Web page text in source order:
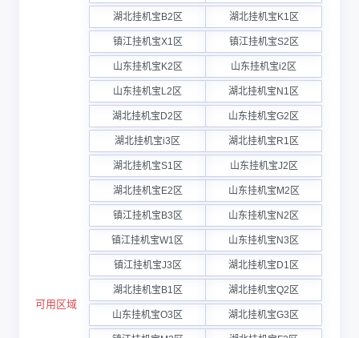
可用区域
湖北挂机宝B2区 湖北挂机宝K1区
镇江挂机宝X1区 镇江挂机宝S2区
山东挂机宝K2区 山东挂机宝i2区
山东挂机宝L2区 湖北挂机宝N1区
湖北挂机宝D2区 山东挂机宝G2区
湖北挂机宝i3区 湖北挂机宝R1区
湖北挂机宝S1区 山东挂机宝J2区
湖北挂机宝E2区 山东挂机宝M2区
镇江挂机宝B3区 山东挂机宝N2区
镇江挂机宝W1区 山东挂机宝N3区
镇江挂机宝J3区 湖北挂机宝D1区
湖北挂机宝B1区 湖北挂机宝Q2区
山东挂机宝O3区 湖北挂机宝G3区